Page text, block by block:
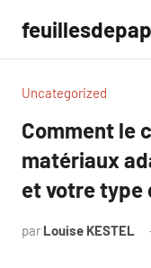
contenu
Uncategorized
Comment le
matériaux
et votre type
par Louise KESTEL